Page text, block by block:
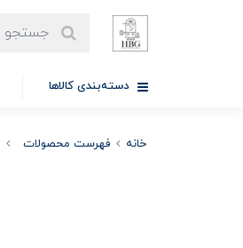
دسته‌بندی کالاها
خانه فهرست محصولات